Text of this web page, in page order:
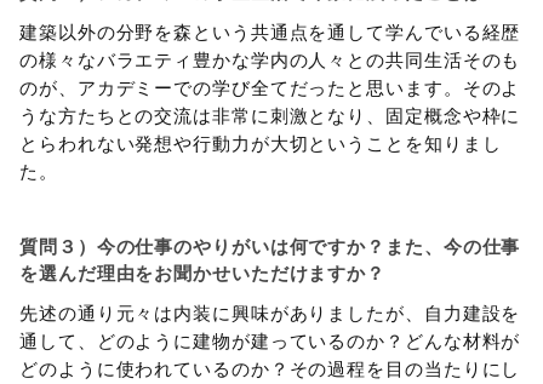
建築以外の分野を森という共通点を通して学んでいる経歴
の様々なバラエティ豊かな学内の人々との共同生活そのも
のが、アカデミーでの学び全てだったと思います。そのよ
うな方たちとの交流は非常に刺激となり、固定概念や枠に
とらわれない発想や行動力が大切ということを知りまし
た。
質問３）今の仕事のやりがいは何ですか？また、今の仕事
を選んだ理由をお聞かせいただけますか？
先述の通り元々は内装に興味がありましたが、自力建設を
通して、どのように建物が建っているのか？どんな材料が
どのように使われているのか？その過程を目の当たりにし